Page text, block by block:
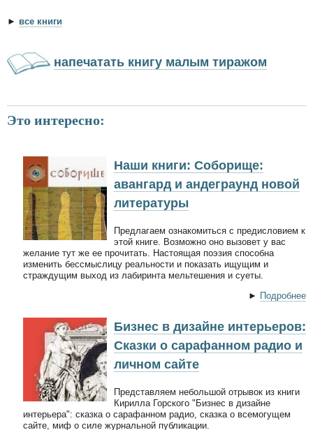
► все книги
напечатать книгу малым тиражом
Это интересно:
Наши книги: Соборище:
авангард и андеграунд новой
литературы
Предлагаем ознакомиться с предисловием к
этой книге. Возможно оно вызовет у вас
желание тут же ее прочитать. Настоящая поэзия способна
изменить бессмыслицу реальности и показать ищущим и
страждущим выход из лабиринта мельтешения и суеты.
► Подробнее
Бизнес в дизайне интерьеров:
Сказки о сарафанном радио и
личном сайте
Представляем небольшой отрывок из книги
Кирилла Горского "Бизнес в дизайне
интерьера": сказка о сарафанном радио, сказка о всемогущем
сайте, миф о силе журнальной публикации.